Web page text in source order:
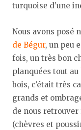
turquoise d’une
Nous avons posé
de Bégur, un peu
fois, un très bon
planquées tout au
bois, c’était très
grands et
de nous retrouver
(chèvres et